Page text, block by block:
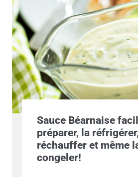
Sauce Béarnaise
préparer, la
réchauffer et même
congeler!